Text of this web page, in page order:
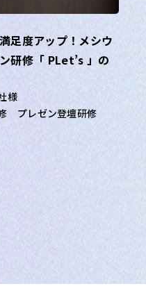
足度アップ！メシウ
研修「 PLet’s 」の
様
プレゼン登壇研修